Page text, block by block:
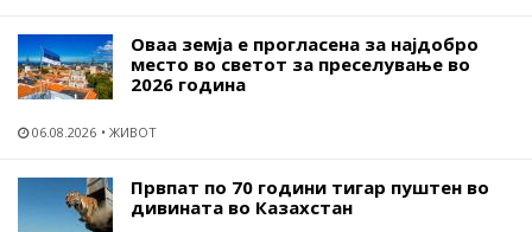
Оваа земја е прогласена за најдобро
место во светот за преселување во
2026 година
06.08.2026 ЖИВОТ
Првпат по 70 години тигар пуштен во
дивината во Казахстан